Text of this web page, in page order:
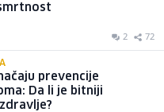
2 72
prevencije
Da li je bitniji